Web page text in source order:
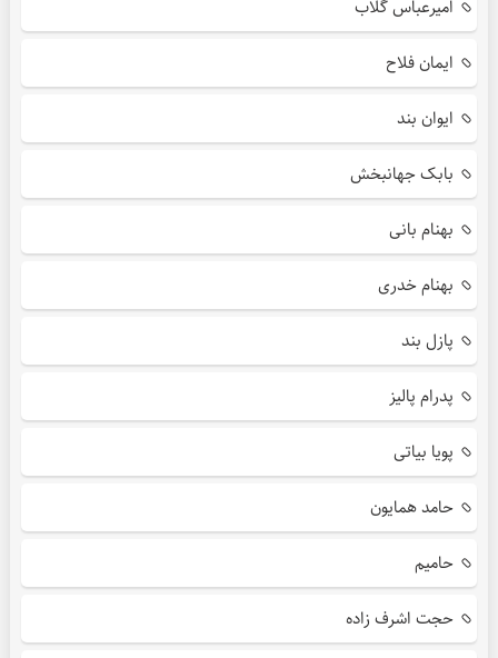
امیرعباس گلاب
ایمان فلاح
ایوان بند
بابک جهانبخش
بهنام بانی
بهنام خدری
پازل بند
پدرام پالیز
پویا بیاتی
حامد همایون
حامیم
حجت اشرف زاده